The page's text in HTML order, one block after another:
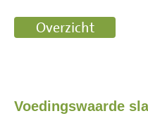
Voedingswaarde